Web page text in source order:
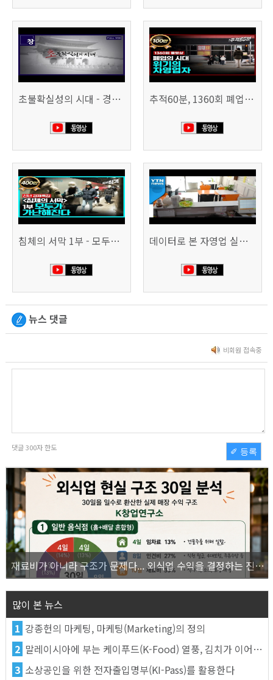
초불확실성의 시대 - 경제를 구하라 494회 (KBS 25.2.11) 추적60분, 1360회 폐업의 시대, 위기의 자영업자
침체의 서막 1부 - 모두가 가난해진다 | 시사직격 신년특집 데이터로 본 자영업 실태 - 매출 '뚝', 장수 업소도 '휘청'
뉴스 댓글
비회원 접속중
댓글300자 한도 ✐ 등록
재료비가 아니라 구조가 문제다... 외식업 수익을 결정하는 진짜 숫자의 비밀
많이 본 뉴스
1 강종헌의 마케팅, 마케팅(Marketing)의 정의
2 말레이시아에 부는 케이푸드(K-Food) 열풍, 김치가 이어간다
3 소상공인을 위한 전자출입명부(KI-Pass)를 활용한다